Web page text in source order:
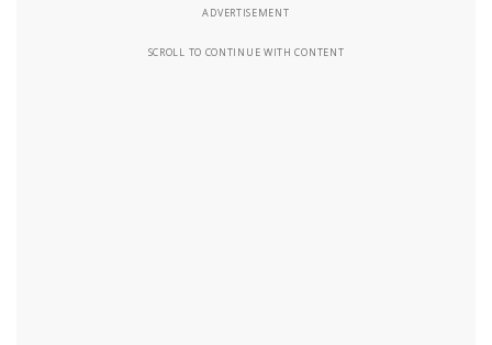
ADVERTISEMENT
SCROLL TO CONTINUE WITH CONTENT